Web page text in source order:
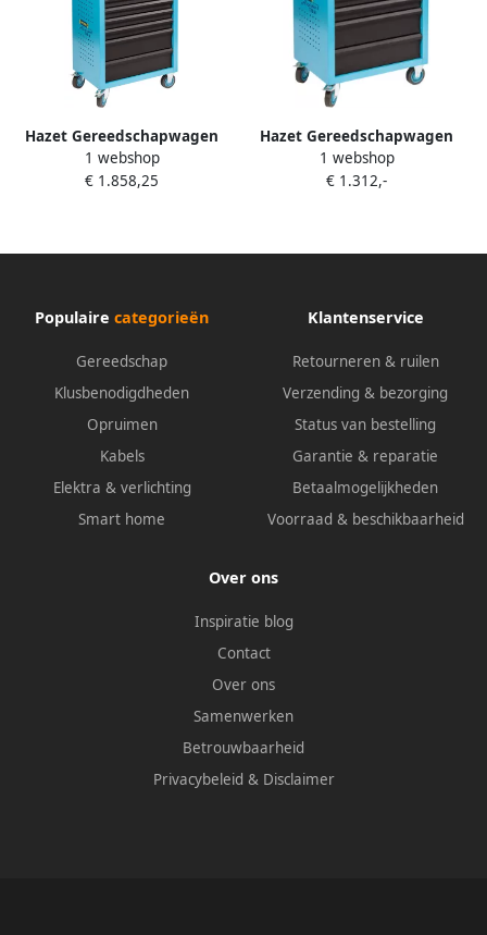
Hazet Gereedschapwagen
Assistent 178N-10 L x B x H:
781 mm x 498 mm x 1410
165 x 527 x
1 webshop
€ 1.858,25
Hazet Gereedschapwagen
Assistent 178N-7 enkel 178N-
7 L x B x H: 781 mm x 498
mm Laden diep:
1 webshop
€ 1.312,-
Populaire categorieën
Gereedschap
Klusbenodigdheden
Opruimen
Kabels
Elektra & verlichting
Smart home
Klantenservice
Retourneren & ruilen
Verzending & bezorging
Status van bestelling
Garantie & reparatie
Betaalmogelijkheden
Voorraad & beschikbaarheid
Over ons
Inspiratie blog
Contact
Over ons
Samenwerken
Betrouwbaarheid
Privacybeleid & Disclaimer